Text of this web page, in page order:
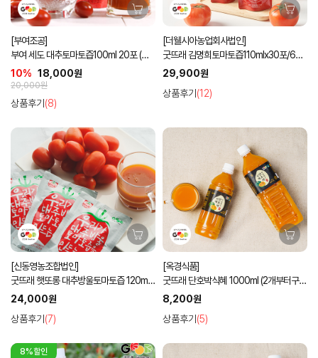
[부여조공]
부여 세도 대추토마토즙100ml 20포 (손
잡이형)
10% 18,000원
20,000원
상품후기 (8)
[더웰시아농업회사법인]
굿뜨래 김명희토마토즙110mlx30포/60
포 GAP HACCP
29,900원
상품후기 (12)
[신동영농조합법인]
굿뜨래 햇또롱 대추방울토마토즙 120ml x
30포/50포
24,000원
상품후기 (7)
[옥경식품]
굿뜨래 단호박식혜 1000ml (2개부터구입
가능)
8,200원
상품후기 (5)
8%할인